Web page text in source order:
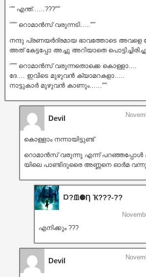
‘”” എന്ത്……???'””
‘””” റൊമാൻസ് വരുന്നടി…..'””
നന്ദു പ്രണയർദ്രമായ ഭാവത്തോടെ അവളെ
അത് കേട്ടപ്പോ അച്ചു അറിയാതെ
‘””” റൊമാൻസ് വരുന്നതൊക്കെ കൊള്ളാ….
ദേ…. ഇവിടെ മുഴുവൻ ക്യാമറകളാ…..
നാട്ടുകാർ മുഴുവൻ കാണും……'””
Devil
കൊള്ളാം നന്നായിട്ടുണ്ട്
റൊമാൻസ് വരുന്നു എന്ന് പറഞ്ഞപ്പോൾ
യിലെ പാണ്ടിദുരൈ അണ്ണനെ ഓർമ വന്നു
Ɒ?ᙢ⚈Ƞ Ҡ???‐??
എനിക്കും ???
Devil